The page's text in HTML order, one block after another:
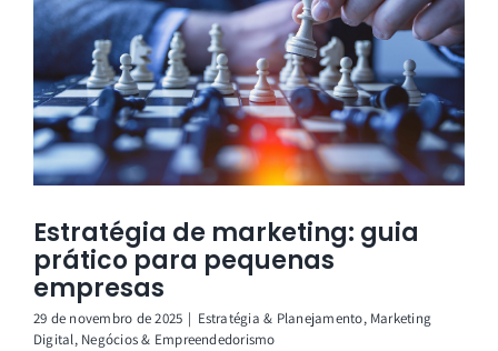
Estratégia de marketing: guia
prático para pequenas
empresas
29 de novembro de 2025 | Estratégia & Planejamento, Marketing
Digital, Negócios & Empreendedorismo